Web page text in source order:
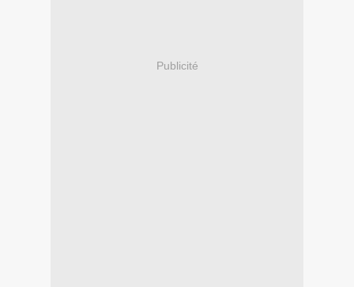
Publicité